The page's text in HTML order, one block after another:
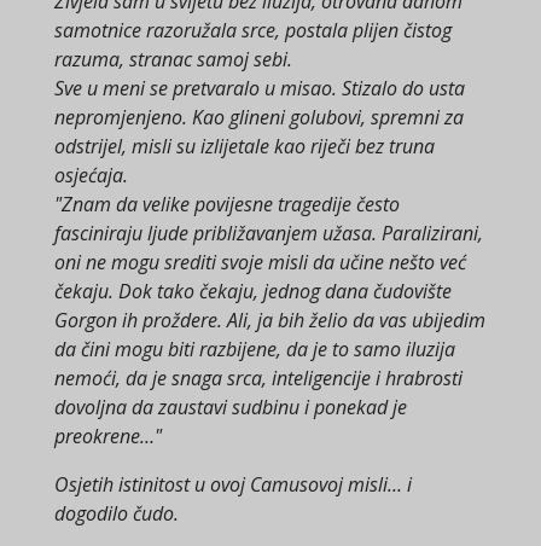
samotnice razoružala srce, postala plijen čistog
razuma, stranac samoj sebi.
Sve u meni se pretvaralo u misao. Stizalo do usta
nepromjenjeno. Kao glineni golubovi, spremni za
odstrijel, misli su izlijetale kao riječi bez truna
osjećaja.
"Znam da velike povijesne tragedije često
fasciniraju ljude približavanjem užasa. Paralizirani,
oni ne mogu srediti svoje misli da učine nešto već
čekaju. Dok tako čekaju, jednog dana čudovište
Gorgon ih proždere. Ali, ja bih želio da vas ubijedim
da čini mogu biti razbijene, da je to samo iluzija
nemoći, da je snaga srca, inteligencije i hrabrosti
dovoljna da zaustavi sudbinu i ponekad je
preokrene…"
Osjetih istinitost u ovoj Camusovoj misli… i
dogodilo čudo.